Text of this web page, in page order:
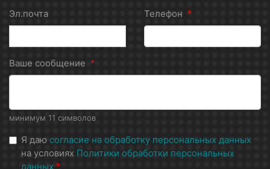
Эл.почта Телефон *
Ваше сообщение *
минимум 11 символов
Я даю согласие на обработку персональных данных
на условиях Политики обработки персональных
данных *